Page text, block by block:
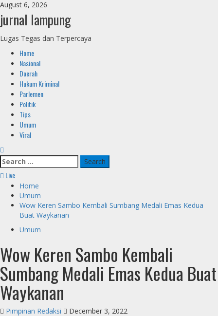
Skip
to
content
August 6, 2026
jurnal lampung
Lugas Tegas dan Terpercaya
Primary
Menu
Home
Nasional
Daerah
Hukum Kriminal
Parlemen
Politik
Tips
Umum
Viral
Search
for:
Live
Home
Umum
Wow Keren Sambo Kembali Sumbang Medali Emas Kedua
Buat Waykanan
Umum
Wow Keren Sambo Kembali
Sumbang Medali Emas Kedua Buat
Waykanan
Pimpinan Redaksi
December 3, 2022